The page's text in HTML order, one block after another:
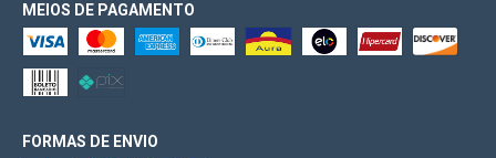
MEIOS DE PAGAMENTO
FORMAS DE ENVIO